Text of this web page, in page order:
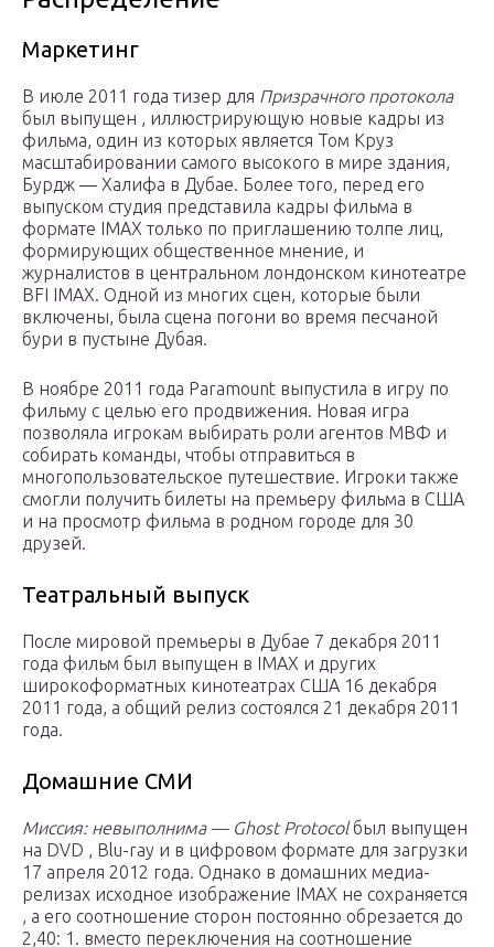
Маркетинг
В июле 2011 года тизер для Призрачного протокола
был выпущен , иллюстрирующую новые кадры из
фильма, один из которых является Том Круз
масштабировании самого высокого в мире здания,
Бурдж — Халифа в Дубае. Более того, перед его
выпуском студия представила кадры фильма в
формате IMAX только по приглашению толпе лиц,
формирующих общественное мнение, и
журналистов в центральном лондонском кинотеатре
BFI IMAX. Одной из многих сцен, которые были
включены, была сцена погони во время песчаной
бури в пустыне Дубая.
В ноябре 2011 года Paramount выпустила в игру по
фильму с целью его продвижения. Новая игра
позволяла игрокам выбирать роли агентов МВФ и
собирать команды, чтобы отправиться в
многопользовательское путешествие. Игроки также
смогли получить билеты на премьеру фильма в США
и на просмотр фильма в родном городе для 30
друзей.
Театральный выпуск
После мировой премьеры в Дубае 7 декабря 2011
года фильм был выпущен в IMAX и других
широкоформатных кинотеатрах США 16 декабря
2011 года, а общий релиз состоялся 21 декабря 2011
года.
Домашние СМИ
Миссия: невыполнима — Ghost Protocolбыл выпущен
на DVD , Blu-ray и в цифровом формате для загрузки
17 апреля 2012 года. Однако в домашних медиа-
релизах исходное изображение IMAX не сохраняется
, а его соотношение сторон постоянно обрезается до
2,40: 1. вместо переключения на соотношение